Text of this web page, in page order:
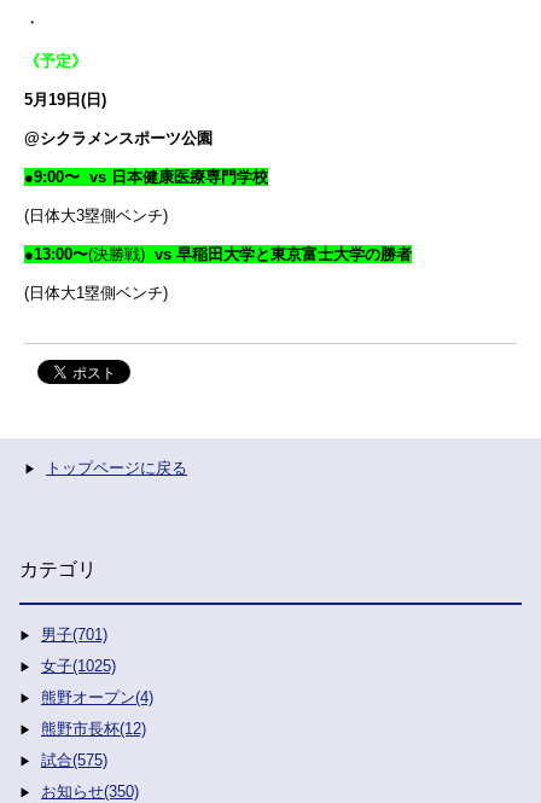
・
《予定》
5月19日(日)
@シクラメンスポーツ公園
●9:00〜 vs 日本健康医療専門学校
(日体大3塁側ベンチ)
●13:00〜(決勝戦) vs 早稲田大学と東京富士大学の勝者
(日体大1塁側ベンチ)
トップページに戻る
カテゴリ
男子(701)
女子(1025)
熊野オープン(4)
熊野市長杯(12)
試合(575)
お知らせ(350)